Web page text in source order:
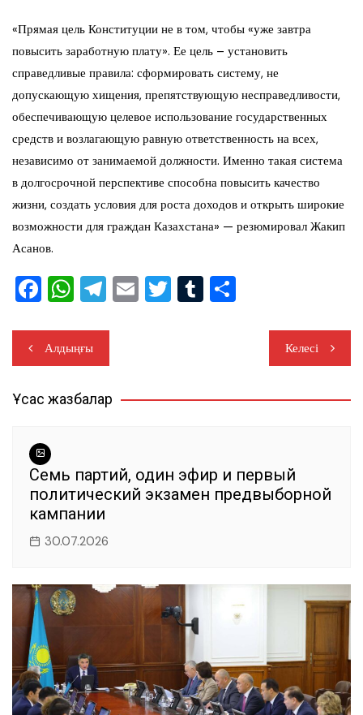
«Прямая цель Конституции не в том, чтобы «уже завтра
повысить заработную плату». Ее цель – установить
справедливые правила: сформировать систему, не
допускающую хищения, препятствующую несправедливости,
обеспечивающую целевое использование государственных
средств и возлагающую равную ответственность на всех,
независимо от занимаемой должности. Именно такая система
в долгосрочной перспективе способна повысить качество
жизни, создать условия для роста доходов и открыть широкие
возможности для граждан Казахстана» — резюмировал Жакип
Асанов.
F
c
e
b
o
k
W
at
s
A
T
e
gr
a
m
E T T
r ть
Навигация
по
записям
Алдыңғы Келесі
Ұқсас жазбалар
Семь партий, один эфир и первый
политический экзамен предвыборной
кампании
30.07.2026